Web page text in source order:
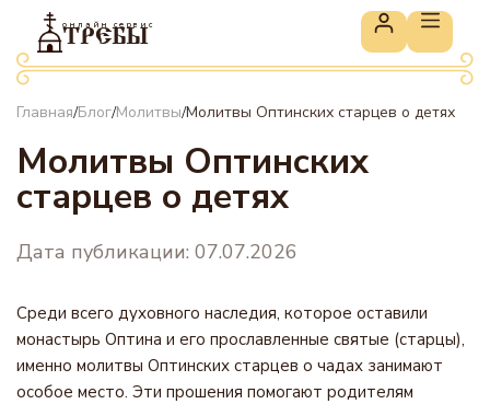
онлайн сервис
ТРЕБЫ
Главная/Блог/Молитвы/Молитвы Оптинских старцев о детях
Молитвы Оптинских
старцев о детях
Дата публикации: 07.07.2026
Среди всего духовного наследия, которое оставили
монастырь Оптина и его прославленные святые (старцы),
именно молитвы Оптинских старцев о чадах занимают
особое место. Эти прошения помогают родителям